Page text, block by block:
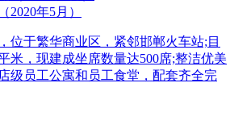
年5月）
位于繁华商业区，紧邻邯郸火车站;目
米，现建成坐席数量达500席;整洁优美
级员工公寓和员工食堂，配套齐全完